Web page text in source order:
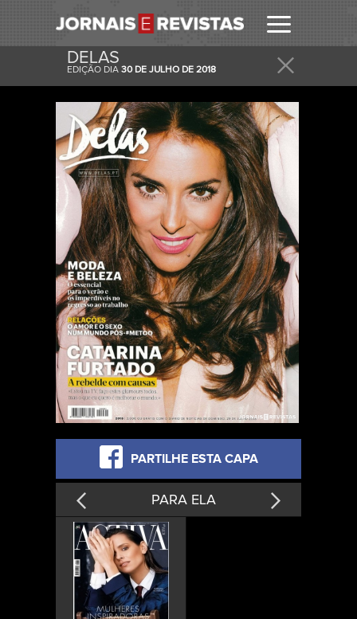
DELAS
EDIÇÃO DIA 30 DE JULHO DE 2018
RECEBER
RECEBA ESTA E OUTRAS CAPAS NO SEU EMAIL
DIARIAMENTE.
PARTILHE ESTA CAPA
PARA ELA